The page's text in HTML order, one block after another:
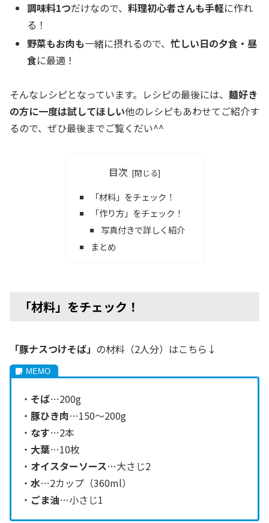
調味料1つだけなので、料理初心者さんも手軽に作れ
る！
野菜もお肉も一緒に摂れるので、忙しい日の夕食・昼
食に最適！
そんなレシピとなっています。レシピの最後には、 麺好き
の方に一度は試してほしい他のレシピもあわせてご紹介す
るので、ぜひ最後までご覧くだい^^
目次
「材料」をチェック！
「作り方」をチェック！
写真付きで詳しく紹介
まとめ
「材料」をチェック！
「豚ナスつけそば」 の材料（2人分）はこちら↓
・ そば…200g
・ 豚ひき肉…150～200g
・ なす…2本
・ 大葉…10枚
・ オイスターソース…大さじ2
・ 水…2カップ（360ml）
・ ごま油…小さじ1